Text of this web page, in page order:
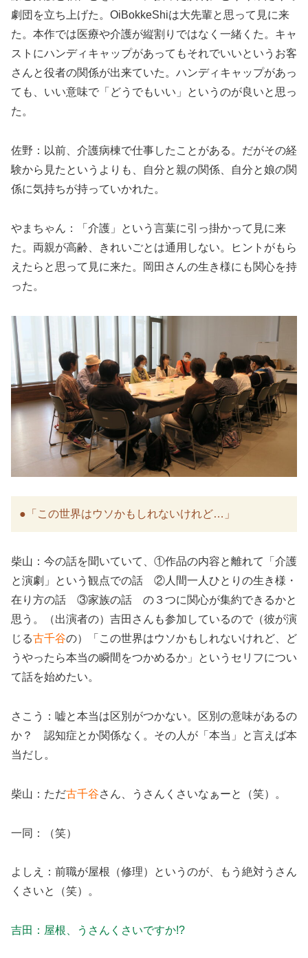
劇団を立ち上げた。OiBokkeShiは大先輩と思って見に来
た。本作では医療や介護が縦割りではなく一緒くた。キャ
ストにハンディキャップがあってもそれでいいというお客
さんと役者の関係が出来ていた。ハンディキャップがあっ
ても、いい意味で「どうでもいい」というのが良いと思っ
た。
佐野：以前、介護病棟で仕事したことがある。だがその経
験から見たというよりも、自分と親の関係、自分と娘の関
係に気持ちが持っていかれた。
やまちゃん：「介護」という言葉に引っ掛かって見に来
た。両親が高齢、きれいごとは通用しない。ヒントがもら
えたらと思って見に来た。岡田さんの生き様にも関心を持
った。
●「この世界はウソかもしれないけれど…」
柴山：今の話を聞いていて、①作品の内容と離れて「介護
と演劇」という観点での話 ②人間一人ひとりの生き様・
在り方の話 ③家族の話 の３つに関心が集約できるかと
思う。（出演者の）吉田さんも参加しているので（彼が演
じる古千谷の）「この世界はウソかもしれないけれど、ど
うやったら本当の瞬間をつかめるか」というセリフについ
て話を始めたい。
さこう：嘘と本当は区別がつかない。区別の意味があるの
か？ 認知症とか関係なく。その人が「本当」と言えば本
当だし。
柴山：ただ古千谷さん、うさんくさいなぁーと（笑）。
一同：（笑）
よしえ：前職が屋根（修理）というのが、もう絶対うさん
くさいと（笑）。
吉田：屋根、うさんくさいですか!?